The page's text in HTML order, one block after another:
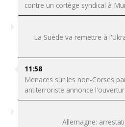
contre un cortège syndical à
La Suède va remettre à
11:58
Menaces sur les non-Corses
antiterroriste annonce
Allemagne: